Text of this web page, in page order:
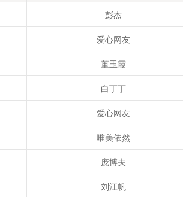
彭杰
爱心网友
董玉霞
白丁丁
爱心网友
唯美依然
庞博夫
刘江帆